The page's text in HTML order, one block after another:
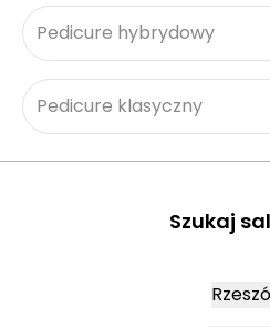
Pedicure hybrydowy
Pedicure klasyczny
Szukaj